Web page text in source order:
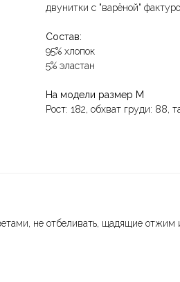
двунитки с "варёной"
Состав:
95% хлопок
5% эластан
На модели размер M
Рост: 182, обхват груди: 88,
не отбеливать, щадящие отжим